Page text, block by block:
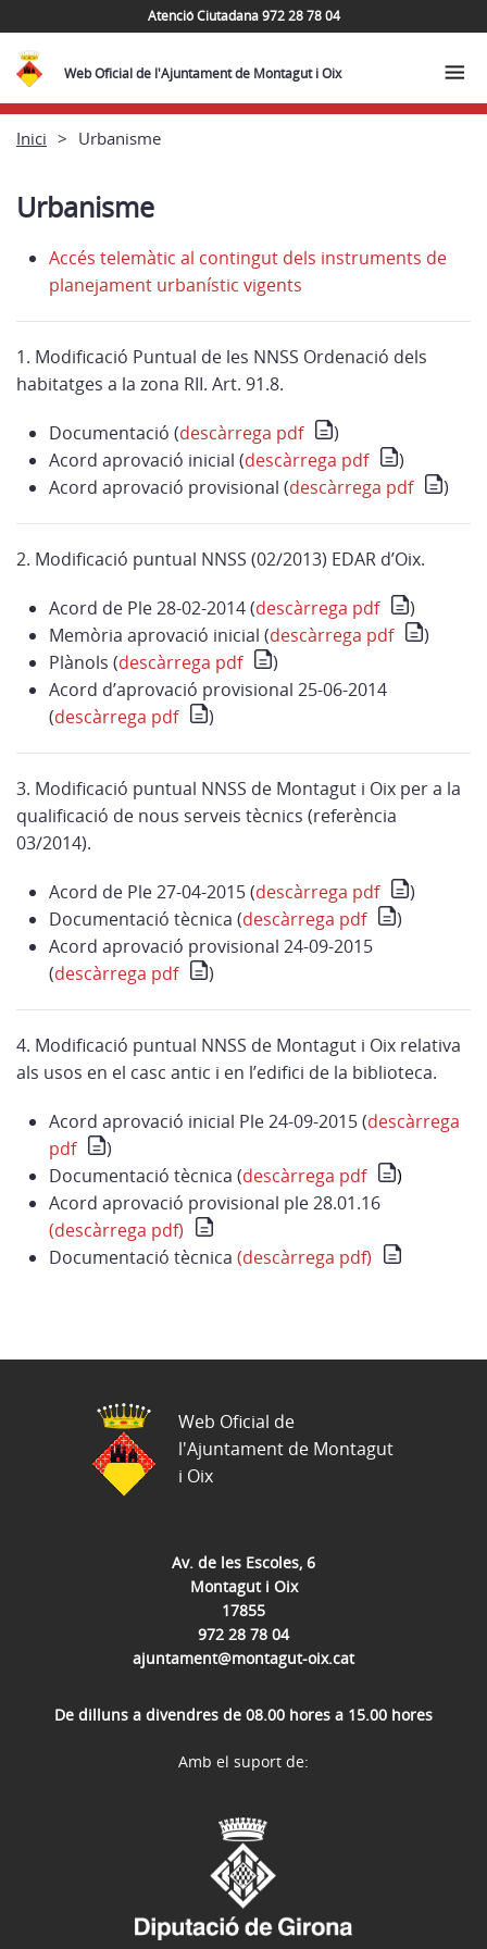
Atenció Ciutadana 972 28 78 04
Web Oficial de l'Ajuntament de Montagut i Oix
Inici Urbanisme
Urbanisme
Accés telemàtic al contingut dels instruments de
planejament urbanístic vigents
1. Modificació Puntual de les NNSS Ordenació dels
habitatges a la zona RII. Art. 91.8.
Documentació (descàrrega pdf
)
Acord aprovació inicial (descàrrega pdf
)
Acord aprovació provisional (descàrrega pdf )
2. Modificació puntual NNSS (02/2013) EDAR d’Oix.
Acord de Ple 28-02-2014 (descàrrega pdf
)
Memòria aprovació inicial (descàrrega pdf
)
Plànols (descàrrega pdf
)
Acord d’aprovació provisional 25-06-2014
(descàrrega pdf )
3. Modificació puntual NNSS de Montagut i Oix per a la
qualificació de nous serveis tècnics (referència
03/2014).
Acord de Ple 27-04-2015 (descàrrega pdf
)
Documentació tècnica (descàrrega pdf
)
Acord aprovació provisional 24-09-2015
(descàrrega pdf )
4. Modificació puntual NNSS de Montagut i Oix relativa
als usos en el casc antic i en l’edifici de la biblioteca.
Acord aprovació inicial Ple 24-09-2015 (descàrrega
pdf
)
Documentació tècnica (descàrrega pdf
)
Acord aprovació provisional ple 28.01.16
(descàrrega pdf)
Documentació tècnica (descàrrega pdf)
Av. de les Escoles, 6
Montagut i Oix
17855
972 28 78 04
ajuntament@montagut-oix.cat
De dilluns a divendres de 08.00 hores a 15.00 hores
Web Oficial de
l'Ajuntament de Montagut
i Oix
Amb el suport de: